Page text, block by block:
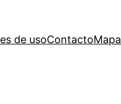
de usoContactoMapa